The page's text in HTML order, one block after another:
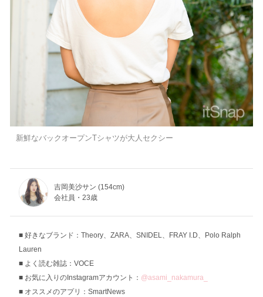
新鮮なバックオープンTシャツが大人セクシー
吉岡美沙サン (154cm)
会社員・23歳
好きなブランド：Theory、ZARA、SNIDEL、FRAY I.D、Polo Ralph
Lauren
よく読む雑誌：VOCE
お気に入りのInstagramアカウント： @asami_nakamura_
オススメのアプリ：SmartNews